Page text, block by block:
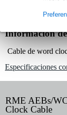
Información
Cable de word
Especificaciones
RME AEBs/
Clock Cable